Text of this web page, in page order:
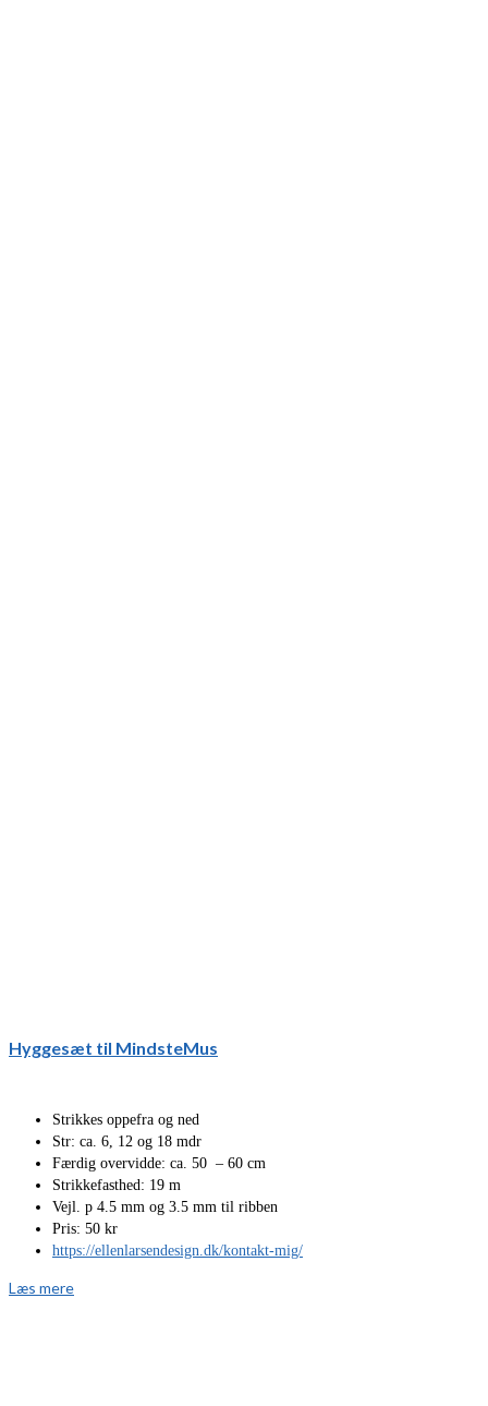
Hyggesæt til MindsteMus
Strikkes oppefra og ned
Str: ca. 6, 12 og 18 mdr
Færdig overvidde: ca. 50 – 60 cm
Strikkefasthed: 19 m
Vejl. p 4.5 mm og 3.5 mm til ribben
Pris: 50 kr
https://ellenlarsendesign.dk/kontakt-mig/
Læs mere